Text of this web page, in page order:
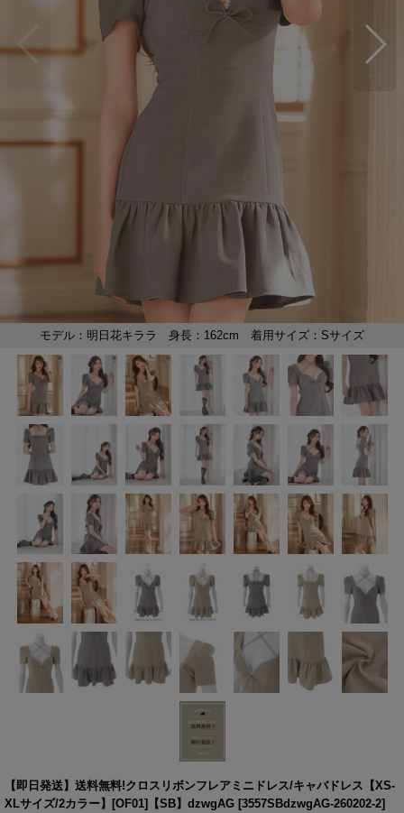
【即日発送】送料無料!クロスリボンフレアミニドレス/キャバドレス【XS-
XLサイズ/2カラー】[OF01]【SB】dzwgAG [3557SBdzwgAG-260202-2]